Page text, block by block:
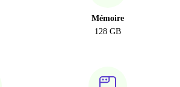
Mémoire
128 GB